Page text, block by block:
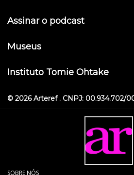
Assinar o podcast
Museus
Instituto Tomie Ohtake
© 2026 Arteref . CNPJ: 00.934.702/
SOBRE NÓS